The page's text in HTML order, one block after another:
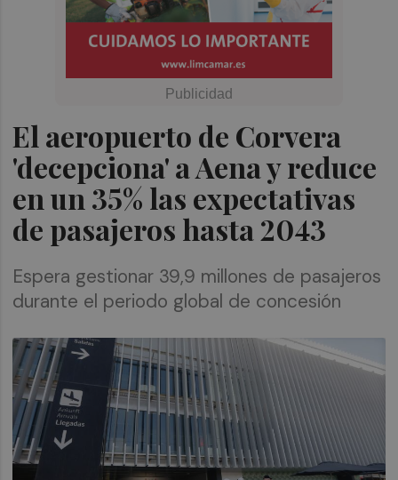
El aeropuerto de Corvera
'decepciona' a Aena y reduce
en un 35% las expectativas
de pasajeros hasta 2043
Espera gestionar 39,9 millones de pasajeros
durante el periodo global de concesión